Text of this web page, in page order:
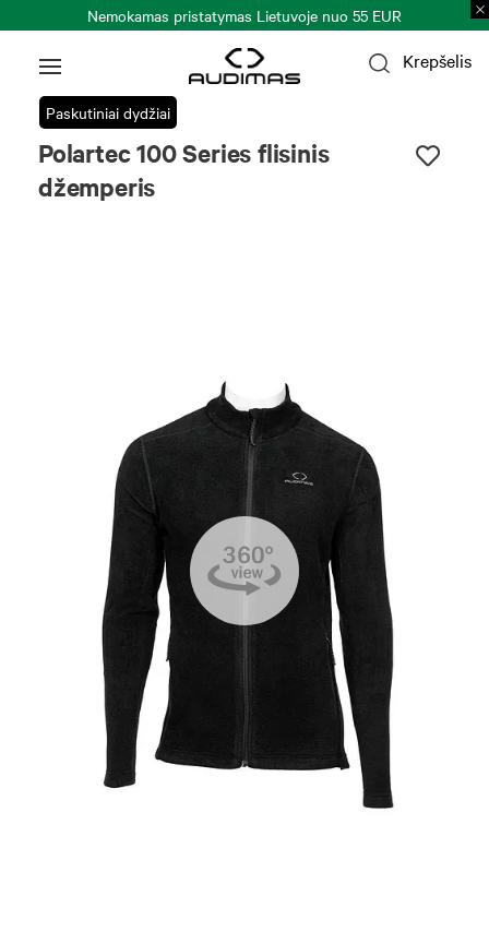
Nemokamas pristatymas Lietuvoje nuo 55 EUR
Krepšelis
Paskutiniai dydžiai
Polartec 100 Series flisinis
džemperis